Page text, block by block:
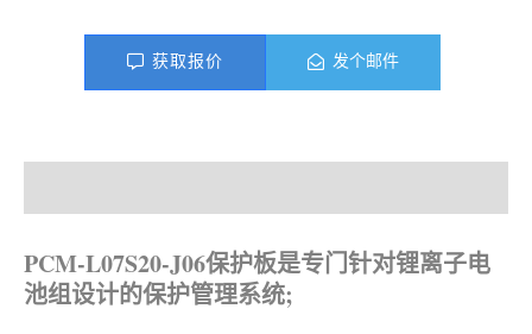
获取报价 发个邮件
PCM-L07S20-J06保护板是专门针对锂离子电
池组设计的保护管理系统;